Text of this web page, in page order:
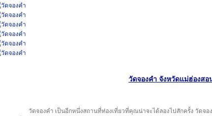
วัดจองคํา จังหวัดแม่ฮ่องสอ
วัดจองคํา เป็นอีกหนึ่งสถานที่ท่องเที่ยวที่คุณน่าจะได้ลองไปสักครั้ง วัดจอ